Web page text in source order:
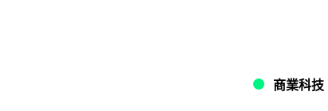
商業科技